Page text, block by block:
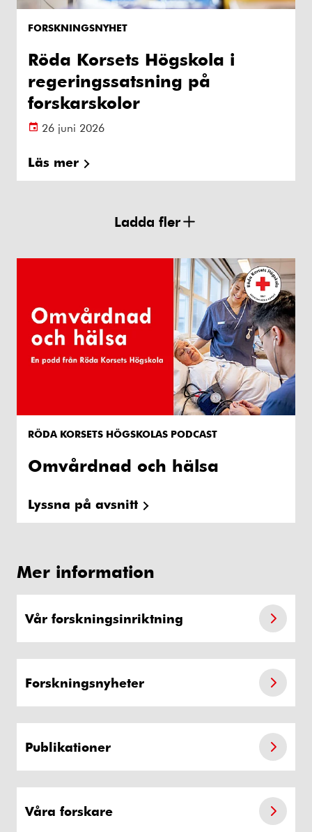
FORSKNINGSNYHET
Röda Korsets Högskola i
regeringssatsning på
forskarskolor
26 juni 2026
Läs mer
Ladda fler
RÖDA KORSETS HÖGSKOLAS PODCAST
Omvårdnad och hälsa
Lyssna på avsnitt
Mer information
Vår forskningsinriktning
Forskningsnyheter
Publikationer
Våra forskare